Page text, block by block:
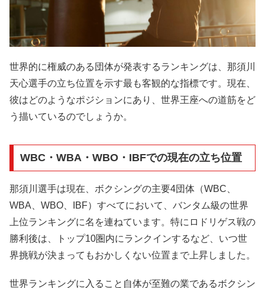
世界的に権威のある団体が発表するランキングは、那須川
天心選手の立ち位置を示す最も客観的な指標です。現在、
彼はどのようなポジションにあり、世界王座への道筋をど
う描いているのでしょうか。
WBC・WBA・WBO・IBFでの現在の立ち位置
那須川選手は現在、ボクシングの主要4団体（WBC、
WBA、WBO、IBF）すべてにおいて、バンタム級の世界
上位ランキングに名を連ねています。特にロドリゲス戦の
勝利後は、トップ10圏内にランクインするなど、いつ世
界挑戦が決まってもおかしくない位置まで上昇しました。
世界ランキングに入ること自体が至難の業であるボクシン